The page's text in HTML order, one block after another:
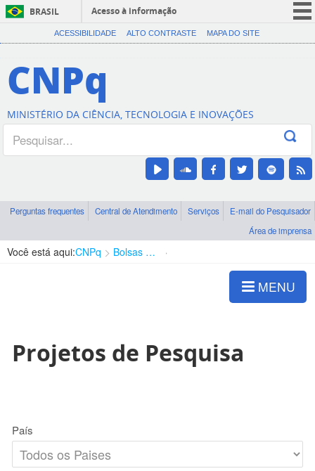
BRASIL
Acesso à informação
CORONAVÍRUS (COVID-19)
Canais
ACESSIBILIDADE ALTO CONTRASTE MAPA DO SITE
CNPq
MINISTÉRIO DA CIÊNCIA, TECNOLOGIA E INOVAÇÕES
Perguntas frequentes Central de Atendimento Serviços
E-mail do Pesquisador
Área de imprensa
Você está aqui:CNPq Bolsas e Auxílios Vigentes
MENU
Projetos de Pesquisa
País